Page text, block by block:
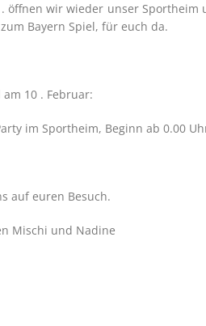
öffnen wir wieder unser
Bayern Spiel, für euch da.
10 . Februar:
im Sportheim, Beginn ab 0.00
auf euren Besuch.
Mischi und Nadine